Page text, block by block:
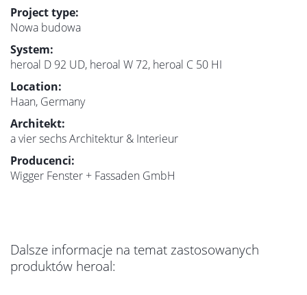
Project type:
Nowa budowa
System:
heroal D 92 UD, heroal W 72, heroal C 50 HI
Location:
Haan, Germany
Architekt:
a vier sechs Architektur & Interieur
Producenci:
Wigger Fenster + Fassaden GmbH
Dalsze informacje na temat zastosowanych
produktów heroal: